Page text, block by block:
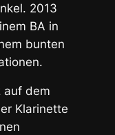
2013
BA in
bunten
auf dem
Klarinette